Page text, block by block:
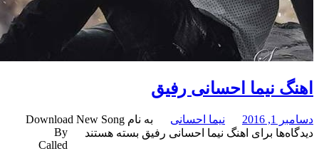
نیما احسانی رفیق
2016
نیما احسانی
برای اهنگ نیما احسانی رفیقبسته هستند
به نام Download New Song
By